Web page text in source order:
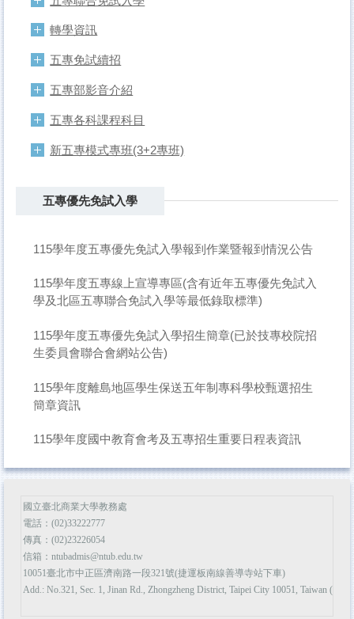
轉學資訊
五專免試續招
五專部影音介紹
五專各科課程科目
新五專模式專班(3+2專班)
五專優先免試入學
115學年度五專優先免試入學報到作業暨報到情況公告
115學年度五專線上宣導專區(含有近年五專優先免試入
學及北區五專聯合免試入學等最低錄取標準)
115學年度五專優先免試入學招生簡章(已於技專校院招
生委員會聯合會網站公告)
115學年度離島地區學生保送五年制專科學校甄選招生
簡章資訊
115學年度國中教育會考及五專招生重要日程表資訊
國立臺北商業大學教務處
電話：(02)33222777
傳真：(02)23226054
信箱：ntubadmis@ntub.edu.tw
10051臺北市中正區濟南路一段321號(捷運板南線善導寺站下車)
Add.: No.321, Sec. 1, Jinan Rd., Zhongzheng District, Taipei City 10051, Taiwan